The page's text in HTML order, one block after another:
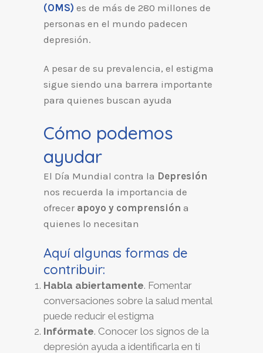
(OMS) es de más de 280 millones de
personas en el mundo padecen
depresión.
A pesar de su prevalencia, el estigma
sigue siendo una barrera importante
para quienes buscan ayuda
Cómo podemos
ayudar
El Día Mundial contra la Depresión
nos recuerda la importancia de
ofrecer apoyo y comprensión a
quienes lo necesitan
Aquí algunas formas de
contribuir:
Habla abiertamente. Fomentar
conversaciones sobre la salud mental
puede reducir el estigma
Infórmate. Conocer los signos de la
depresión ayuda a identificarla en ti